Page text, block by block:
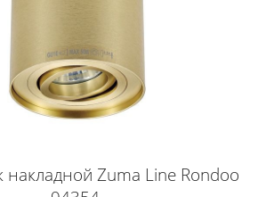
накладной Zuma Line Rondoo